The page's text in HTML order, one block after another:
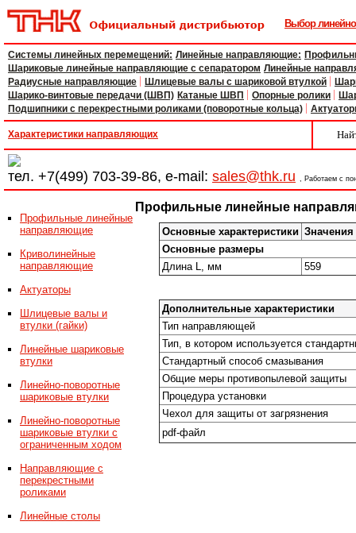
Выбор
Системы линейных перемещений: Линейные направляющие:
Шариковые линейные направляющие с сепаратором Линейные
Радиусные направляющие
Шлицевые валы с шариковой втулкой
Шарико-винтовые передачи (ШВП) Катаные ШВП Опорные ролики
Подшипники с перекрестными роликами (поворотные кольца)
Характеристики направляющих
тел. +7(499) 703-39-86, e-mail: sales@thk.ru , Работаем с
Профильные линейные
направляющие
Криволинейные
направляющие
Актуаторы
Шлицевые валы и
втулки (гайки)
Линейные шариковые
втулки
Линейно-поворотные
шариковые втулки
Линейно-поворотные
шариковые втулки с
ограниченным ходом
Направляющие с
перекрестными
роликами
Линейные столы
Профильные линейные
Основные характеристики Значения
Основные размеры
Длина L, мм
559
Дополнительные характеристики
Тип направляющей
Тип, в котором используется
Стандартный способ смазывания
Общие меры противопылевой защиты
Процедура установки
Чехол для защиты от загрязнения
pdf-файл